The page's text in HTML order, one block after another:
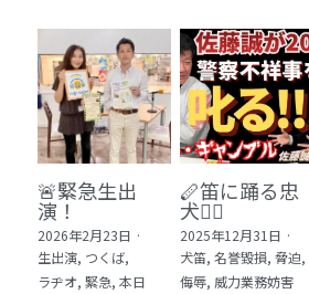
🚨緊急生出
演！
2026年2月23日 ·
生出演, つくば,
ラヂオ, 緊急, 本日
🪈笛に踊る忠
犬🐕‍🦺
2025年12月31日 ·
犬笛, 名誉毀損, 脅迫,
侮辱, 威力業務妨害